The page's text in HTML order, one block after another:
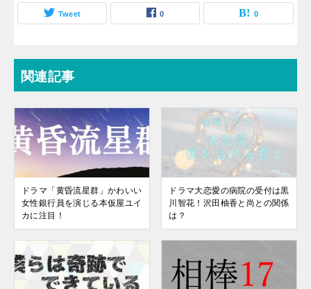
Tweet 0 0
関連記事
ドラマ「黄昏流星群」かわいい
女性銀行員を演じる本仮屋ユイ
カに注目！
ドラマ大恋愛の病院の受付は黒
川智花！沢田柚香と尚との関係
は？